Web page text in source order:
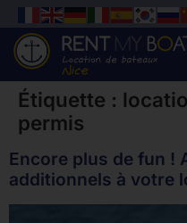
Étiquette :
permis
Encore plus de fun !
additionnels à votre